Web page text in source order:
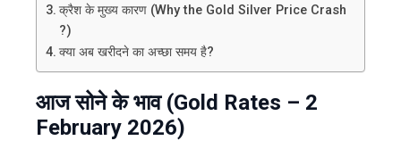
क्रैश के मुख्य कारण (Why the Gold Silver Price Crash
?)
क्या अब खरीदने का अच्छा समय है?
आज सोने के भाव (Gold Rates – 2
February 2026)